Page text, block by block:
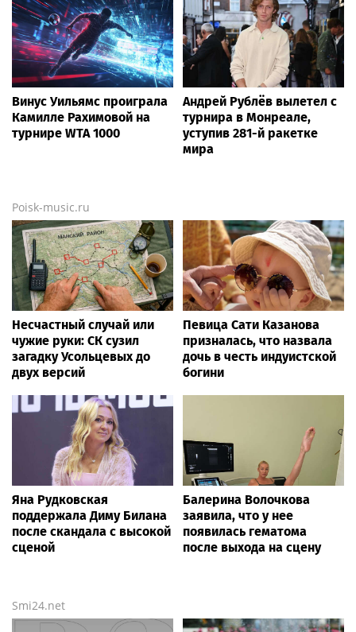
Винус Уильямс проиграла
Камилле Рахимовой на
турнире WTA 1000
Андрей Рублёв вылетел с
турнира в Монреале,
уступив 281-й ракетке
мира
Poisk-music.ru
Несчастный случай или
чужие руки: СК сузил
загадку Усольцевых до
двух версий
Певица Сати Казанова
призналась, что назвала
дочь в честь индуистской
богини
Яна Рудковская
поддержала Диму Билана
после скандала с высокой
сценой
Балерина Волочкова
заявила, что у нее
появилась гематома
после выхода на сцену
Smi24.net